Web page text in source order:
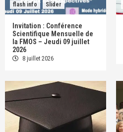
flash info Slider
Invitation : Conférence
Scientifique Mensuelle de
la FMOS – Jeudi 09 juillet
2026
8 juillet 2026